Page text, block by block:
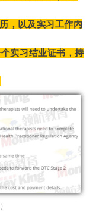
，以及实习工作内
实习结业证书，持